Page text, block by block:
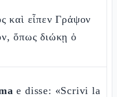
καὶ εἶπεν Γράψον
ὅπως διώκῃ ὁ
e disse: «Scrivi la